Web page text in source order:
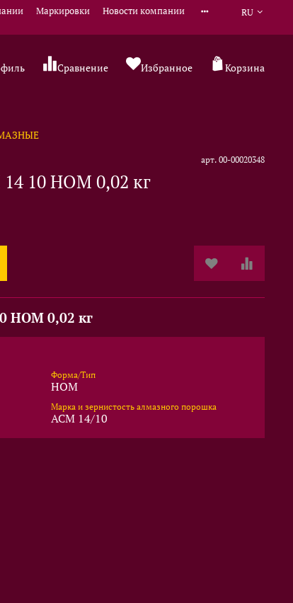
Маркировки Новости компании RU
Сравнение Избранное Корзина
арт. 00-00020348
10 НОМ 0,02 кг
НОМ 0,02 кг
Форма/Тип
НОМ
Марка и зернистость алмазного порошка
АСМ 14/10